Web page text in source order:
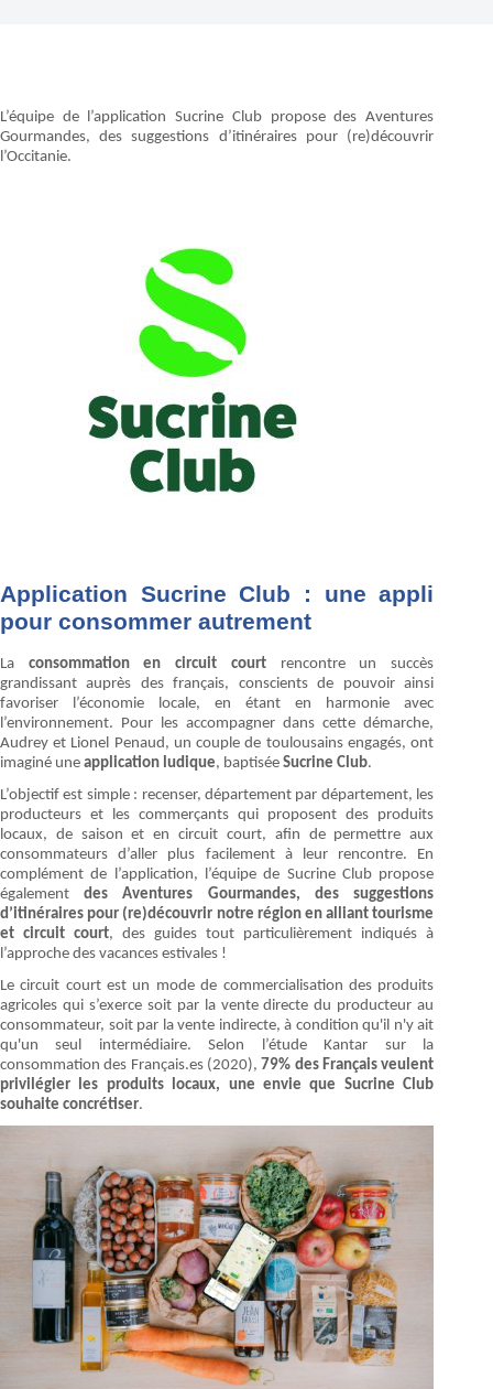
L’équipe de l’application Sucrine Club propose des Aventures
Gourmandes, des suggestions d’itinéraires pour (re)découvrir
l’Occitanie.
Application Sucrine Club : une appli
pour consommer autrement
La consommation en circuit court rencontre un succès
grandissant auprès des français, conscients de pouvoir ainsi
favoriser l’économie locale, en étant en harmonie avec
l’environnement. Pour les accompagner dans cette démarche,
Audrey et Lionel Penaud, un couple de toulousains engagés, ont
imaginé une application ludique, baptisée Sucrine Club.
L’objectif est simple : recenser, département par département, les
producteurs et les commerçants qui proposent des produits
locaux, de saison et en circuit court, afin de permettre aux
consommateurs d’aller plus facilement à leur rencontre. En
complément de l’application, l’équipe de Sucrine Club propose
égalementdes Aventures Gourmandes, des suggestions
d’itinéraires pour (re)découvrir notre région en alliant tourisme
et circuit court, des guides tout particulièrement indiqués à
l’approche des vacances estivales !
Le circuit court est un mode de commercialisation des produits
agricoles qui s’exerce soit par la vente directe du producteur au
consommateur, soit par la vente indirecte, à condition qu'il n'y ait
qu'un seul intermédiaire. Selon l’étude Kantar sur la
consommation des Français.es (2020), 79% des Français veulent
privilégier les produits locaux, une envie que Sucrine Club
souhaite concrétiser.